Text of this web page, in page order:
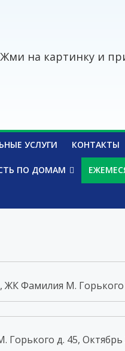
Жми на картинку и
УСЛУГИ КОНТАКТЫ
ПО ДОМАМ
Фамилия М. Горького
д. 45, Октябрь